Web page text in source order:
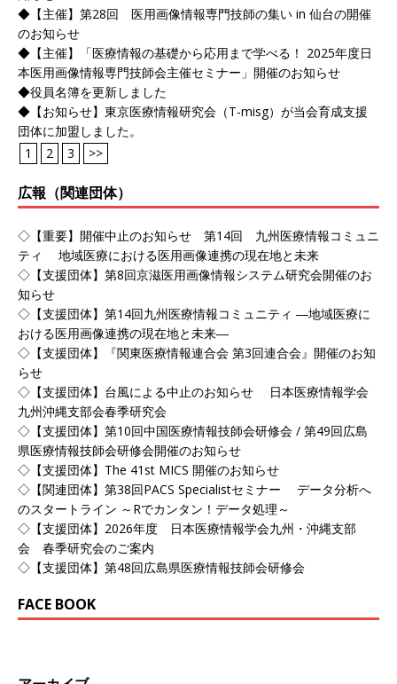
◆【主催】第28回 医用画像情報専門技師の集い in 仙台の開催
のお知らせ
◆【主催】「医療情報の基礎から応用まで学べる！ 2025年度日
本医用画像情報専門技師会主催セミナー」開催のお知らせ
◆役員名簿を更新しました
◆【お知らせ】東京医療情報研究会（T-misg）が当会育成支援
団体に加盟しました。
1
2 3 >>
広報（関連団体）
◇【重要】開催中止のお知らせ 第14回 九州医療情報コミュニ
ティ 地域医療における医用画像連携の現在地と未来
◇【支援団体】第8回京滋医用画像情報システム研究会開催のお
知らせ
◇【支援団体】第14回九州医療情報コミュニティ ―地域医療に
おける医用画像連携の現在地と未来―
◇【支援団体】『関東医療情報連合会 第3回連合会』開催のお知
らせ
◇【支援団体】台風による中止のお知らせ 日本医療情報学会
九州沖縄支部会春季研究会
◇【支援団体】第10回中国医療情報技師会研修会 / 第49回広島
県医療情報技師会研修会開催のお知らせ
◇【支援団体】The 41st MICS 開催のお知らせ
◇【関連団体】第38回PACS Specialistセミナー データ分析へ
のスタートライン ～Rでカンタン！データ処理～
◇【支援団体】2026年度 日本医療情報学会九州・沖縄支部
会 春季研究会のご案内
◇【支援団体】第48回広島県医療情報技師会研修会
FACE BOOK